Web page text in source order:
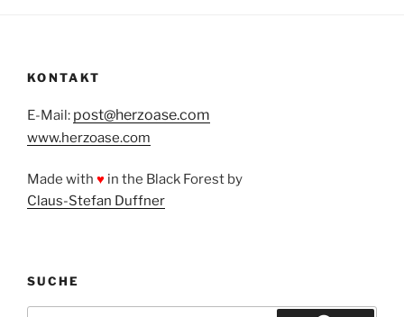
KONTAKT
E-Mail: post@herzoase.com
www.herzoase.com
Made with ♥ in the Black Forest by
Claus-Stefan Duffner
SUCHE